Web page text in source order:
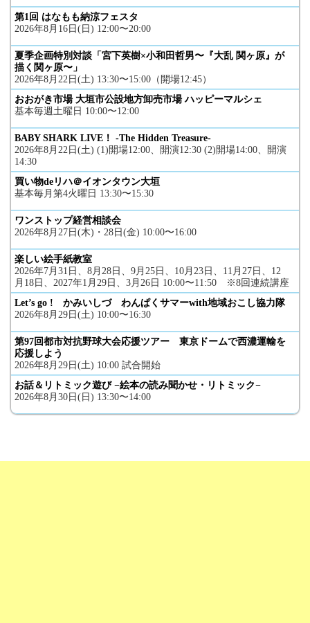
第1回 はなもも納涼フェスタ
2026年8月16日(日) 12:00〜20:00
夏季企画特別対談「宮下英樹×小和田哲男〜『大乱 関ヶ原』が
描く関ヶ原〜」
2026年8月22日(土) 13:30〜15:00（開場12:45）
おおがき市場 大垣市公設地方卸売市場 ハッピーマルシェ
基本毎週土曜日 10:00〜12:00
BABY SHARK LIVE！ -The Hidden Treasure-
2026年8月22日(土) (1)開場12:00、開演12:30 (2)開場14:00、開演
14:30
買い物deリハ＠イオンタウン大垣
基本毎月第4火曜日 13:30〜15:30
ワンストップ経営相談会
2026年8月27日(木)・28日(金) 10:00〜16:00
楽しい絵手紙教室
2026年7月31日、8月28日、9月25日、10月23日、11月27日、12
月18日、2027年1月29日、3月26日 10:00〜11:50 ※8回連続講座
Let’s go ! かみいしづ わんぱくサマーwith地域おこし協力隊
2026年8月29日(土) 10:00〜16:30
第97回都市対抗野球大会応援ツアー 東京ドームで西濃運輸を
応援しよう
2026年8月29日(土) 10:00 試合開始
お話＆リトミック遊び −絵本の読み聞かせ・リトミック−
2026年8月30日(日) 13:30〜14:00